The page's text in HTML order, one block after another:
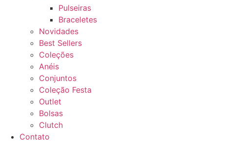
Pulseiras
Braceletes
Novidades
Best Sellers
Coleções
Anéis
Conjuntos
Coleção Festa
Outlet
Bolsas
Clutch
Contato